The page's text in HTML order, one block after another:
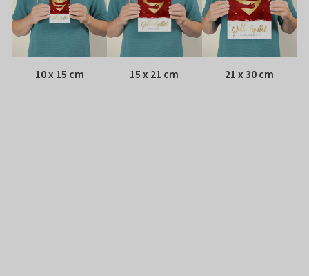
10 x 15 cm 15 x 21 cm 21 x 30 cm